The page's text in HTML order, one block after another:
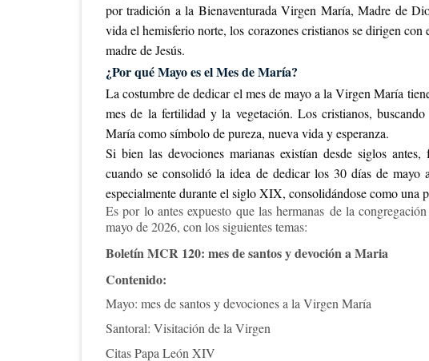
por tradición a la Bienaventurada Virgen María, Madre de
vida el hemisferio norte, los corazones cristianos se dirigen
madre de Jesús.
¿Por qué Mayo es el Mes de María?
La costumbre de dedicar el mes de mayo a la Virgen María
mes de la fertilidad y la vegetación. Los cristianos,
María como símbolo de pureza, nueva vida y esperanza.
Si bien las devociones marianas existían desde siglos
cuando se consolidó la idea de dedicar los 30 días de
especialmente durante el siglo XIX, consolidándose como una
Es por lo antes expuesto que las hermanas de la
mayo de 2026, con los siguientes temas:
Boletín MCR 120: mes de santos y devoción a Maria
Contenido:
Mayo: mes de santos y devociones a la Virgen María
Santoral: Visitación de la Virgen
Citas Papa León XIV